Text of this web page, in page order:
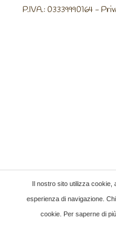
P.IVA.: 03339990164 -
Il nostro sito utilizza cookie,
esperienza di navigazione.
cookie. Per saperne di